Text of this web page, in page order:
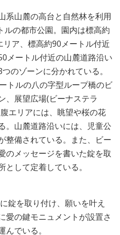
系山麓の高台と自然林を利用
ルの都市公園。園内は標高約
ア、標高約90メートル付近
メートル付近の山麓道路沿い
のゾーンに分かれている。
トルの八の字型ループ橋のビ
、展望広場(ビーナステラ
エリアには、眺望や桜の花
。山麓道路沿いには、児童公
整備されている。また、ビー
のメッセージを書いた錠を取
して定着している。
錠を取り付け、願いを叶え
愛の鍵モニュメントが設置さ
でいる。